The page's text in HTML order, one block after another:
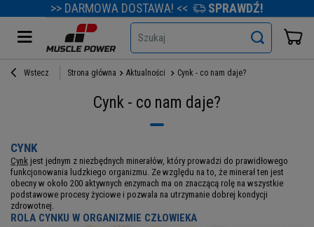
>> DARMOWA DOSTAWA! << SPRAWDŹ!
Szukaj
Wstecz Strona główna Aktualności Cynk - co nam daje?
Cynk - co nam daje?
CYNK
Cynk jest jednym z niezbędnych minerałów, który prowadzi do prawidłowego
funkcjonowania ludzkiego organizmu. Ze względu na to, że minerał ten jest
obecny w około 200 aktywnych enzymach ma on znaczącą rolę na wszystkie
podstawowe procesy życiowe i pozwala na utrzymanie dobrej kondycji
zdrowotnej.
ROLA CYNKU W ORGANIZMIE CZŁOWIEKA